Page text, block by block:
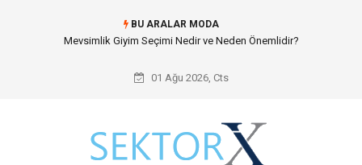
BU ARALAR MODA
Hansgrohe Ankastre Duş Seti Banyo Mimarisinde Konforu Nasıl
01 Ağu 2026, Cts